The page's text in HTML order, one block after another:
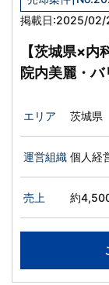
掲載日:2025/02/
【茨城県×内
院内美麗・
エリア 茨城県
運営組織 個人経
売上 約